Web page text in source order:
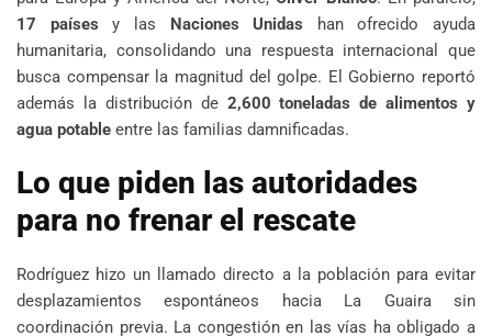
17 países y las Naciones Unidas han ofrecido ayuda
humanitaria, consolidando una respuesta internacional que
busca compensar la magnitud del golpe. El Gobierno reportó
además la distribución de 2,600 toneladas de alimentos y
agua potable entre las familias damnificadas.
Lo que piden las autoridades
para no frenar el rescate
Rodríguez hizo un llamado directo a la población para evitar
desplazamientos espontáneos hacia La Guaira sin
coordinación previa. La congestión en las vías ha obligado a